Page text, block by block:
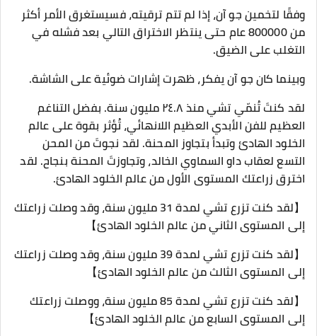
وفقًا لتخمين جو آن، إذا لم تتم ترقيته، فسيستغرق الأمر أكثر
من 800000 عام حتى ينتظر الاختراق التالي بعد فشله في
التغلب على الضيق.
وبينما كان جو آن يفكر، ظهرت إشارات ضوئية على الشاشة.
لقد كنتَ تُنمّي تشي منذ ٢٤.٨ مليون سنة. بفضل التناغم
العظيم للفن الأبدي العظيم اللانهائي، تُؤثر بقوة على عالم
الخلود الهادئ وتبدأ بتجاوز المحنة. لقد نجوتَ من المحن
التسع لعقاب داو السماوي الخالد، وتجاوزتَ المحنة بنجاح. لقد
اخترق زراعتك المستوى الأول من عالم الخلود الهادئ.
【لقد كنت تزرع تشي لمدة 31 مليون سنة، وقد وصلت زراعتك
إلى المستوى الثاني من عالم الخلود الهادئ】
【لقد كنت تزرع تشي لمدة 39 مليون سنة، وقد وصلت زراعتك
إلى المستوى الثالث من عالم الخلود الهادئ】
【لقد كنت تزرع تشي لمدة 85 مليون سنة، ووصلت زراعتك
إلى المستوى السابع من عالم الخلود الهادئ】